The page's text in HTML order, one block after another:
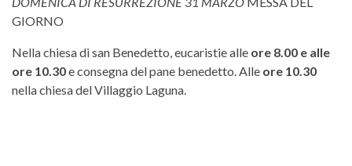
GIORNO
Nella chiesa di san Benedetto, eucaristie alle ore 8.00 e alle
ore 10.30e consegna del pane benedetto. Alle ore 10.30
nella chiesa del Villaggio Laguna.